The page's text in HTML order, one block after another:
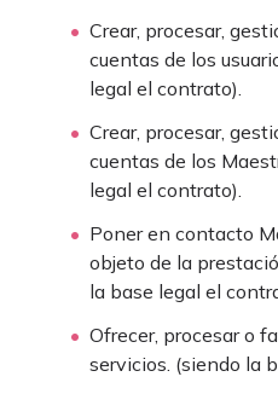
Crear, procesar,
cuentas de los
legal el contrato).
Crear, procesar,
cuentas de los
legal el contrato).
Poner en contacto
objeto de la
la base legal el
Ofrecer, procesar o
servicios. (siendo la